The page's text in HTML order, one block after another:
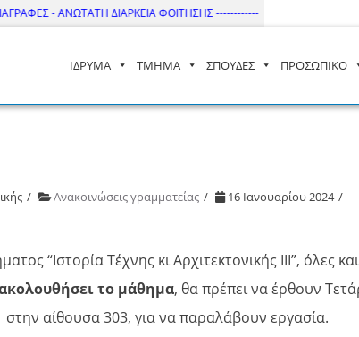
- ΑΝΩΤΑΤΗ ΔΙΑΡΚΕΙΑ ΦΟΙΤΗΣΗΣ ------------
– ΔΙ.ΠΑ.Ε
ΙΔΡΥΜΑ ΤΜΗΜΑ ΣΠΟΥΔΕΣ ΠΡΟΣΩΠΙΚΟ
Ανακοινώσεις γραμματείας 16 Ιανουαρίου 2024
“Ιστορία Τέχνης κι Αρχιτεκτονικής ΙΙΙ”, όλες
το μάθημα, θα πρέπει να έρθουν
αίθουσα 303, για να παραλάβουν εργασία.